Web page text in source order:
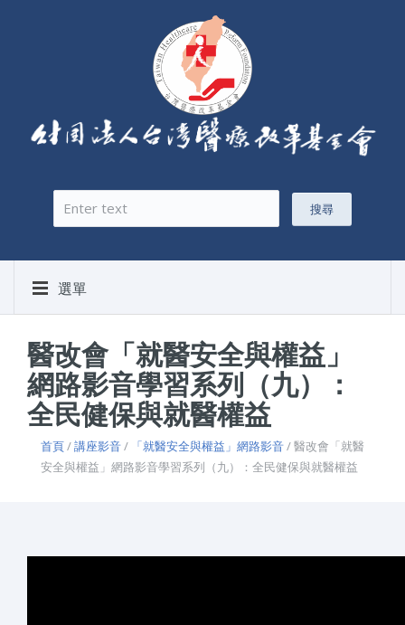
搜尋表單
搜尋
選單
醫改會「就醫安全與權益」
網路影音學習系列（九）：
全民健保與就醫權益
首頁/講座影音/ 「就醫安全與權益」網路影音/ 醫改會「就醫
安全與權益」網路影音學習系列（九）：全民健保與就醫權益